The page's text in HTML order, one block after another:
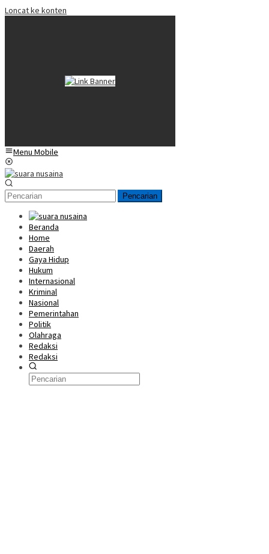
Loncat ke konten
Menu Mobile
Pencarian
Beranda
Home
Daerah
Gaya Hidup
Hukum
Internasional
Kriminal
Nasional
Pemerintahan
Politik
Olahraga
Redaksi
Redaksi